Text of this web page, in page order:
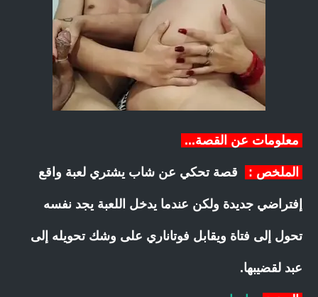
معلومات عن القصة...
الملخص : قصة تحكي عن شاب يشتري لعبة واقع
إفتراضي جديدة ولكن عندما يدخل اللعبة يجد نفسه
تحول إلى فتاة ويقابل فوتاناري على وشك تحويله إلى
عبد لقضيبها.